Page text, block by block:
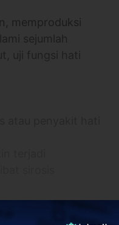
memproduksi
sejumlah